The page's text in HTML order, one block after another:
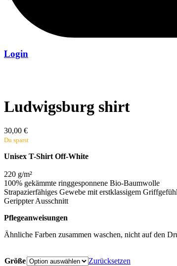
Login
Ludwigsburg shirt
30,00 €
Du sparst
Unisex T-Shirt Off-White
220 g/m²
100% gekämmte ringgesponnene Bio-Baumwolle
Strapazierfähiges Gewebe mit erstklassigem Griffgefühl
Gerippter Ausschnitt
Pflegeanweisungen
Ähnliche Farben zusammen waschen, nicht auf den
Größe
Zurücksetzen